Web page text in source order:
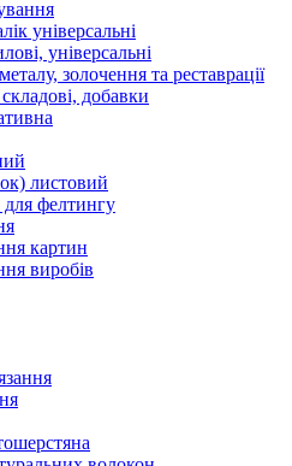
універсальні
універсальні
золочення та реставрації
добавки
листовий
для фелтингу
картин
виробів